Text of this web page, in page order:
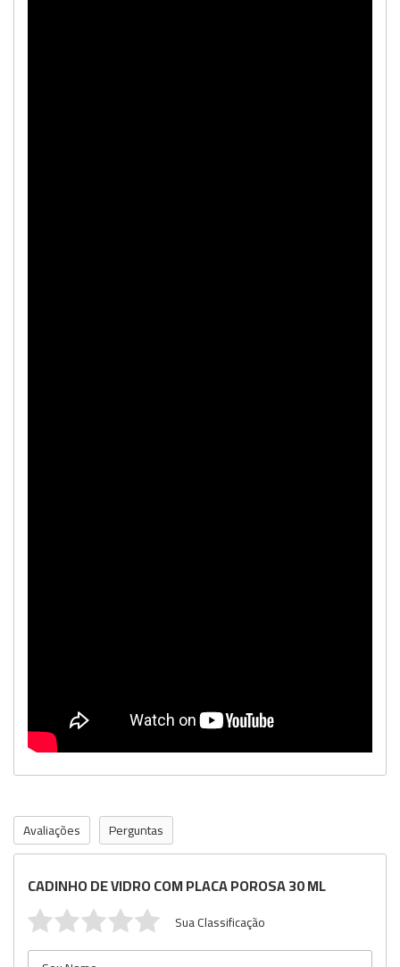
Avaliações Perguntas
CADINHO DE VIDRO COM PLACA POROSA 30 ML
Sua Classificação